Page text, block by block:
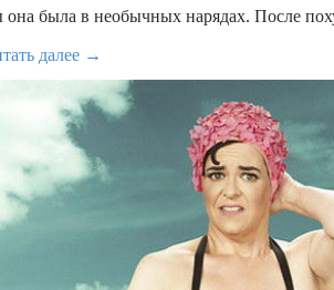
она была в необычных нарядах. После
далее →